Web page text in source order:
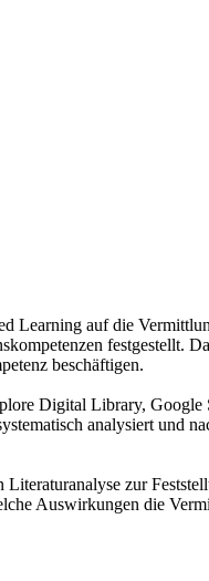
Learning auf die
festgestellt.
beschäftigen.
Digital Library,
analysiert und
zur
Auswirkungen die